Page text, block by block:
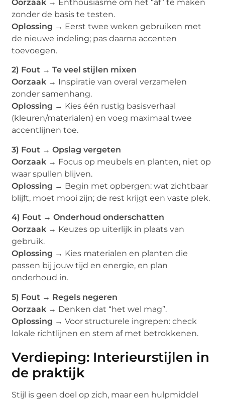
Oorzaak → Enthousiasme om het “af” te maken
zonder de basis te testen.
Oplossing → Eerst twee weken gebruiken met
de nieuwe indeling; pas daarna accenten
toevoegen.
2) Fout → Te veel stijlen mixen
Oorzaak → Inspiratie van overal verzamelen
zonder samenhang.
Oplossing → Kies één rustig basisverhaal
(kleuren/materialen) en voeg maximaal twee
accentlijnen toe.
3) Fout → Opslag vergeten
Oorzaak → Focus op meubels en planten, niet op
waar spullen blijven.
Oplossing → Begin met opbergen: wat zichtbaar
blijft, moet mooi zijn; de rest krijgt een vaste plek.
4) Fout → Onderhoud onderschatten
Oorzaak → Keuzes op uiterlijk in plaats van
gebruik.
Oplossing → Kies materialen en planten die
passen bij jouw tijd en energie, en plan
onderhoud in.
5) Fout → Regels negeren
Oorzaak → Denken dat “het wel mag”.
Oplossing → Voor structurele ingrepen: check
lokale richtlijnen en stem af met betrokkenen.
Verdieping: Interieurstijlen in
de praktijk
Stijl is geen doel op zich, maar een hulpmiddel